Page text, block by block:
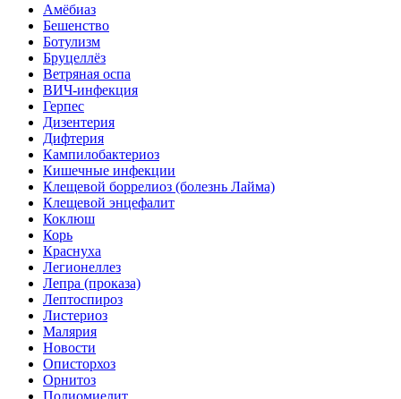
Амёбиаз
Бешенство
Ботулизм
Бруцеллёз
Ветряная оспа
ВИЧ-инфекция
Герпес
Дизентерия
Дифтерия
Кампилобактериоз
Кишечные инфекции
Клещевой боррелиоз (болезнь Лайма)
Клещевой энцефалит
Коклюш
Корь
Краснуха
Легионеллез
Лепра (проказа)
Лептоспироз
Листериоз
Малярия
Новости
Описторхоз
Орнитоз
Полиомиелит